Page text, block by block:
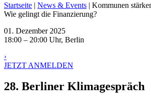
Startseite | News & Events | Kommunen
Wie gelingt die Finanzierung?
01. Dezember 2025
18:00 – 20:00 Uhr, Berlin
›
JETZT ANMELDEN
28. Berliner Klimagespräch